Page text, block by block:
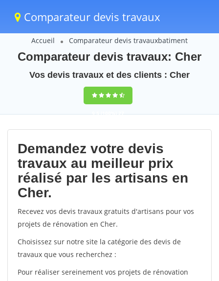
Comparateur devis travaux
Accueil Comparateur devis travauxbatiment
Comparateur devis travaux: Cher
Vos devis travaux et des clients : Cher
9,5(100%)27
votes
Demandez votre devis
travaux au meilleur prix
réalisé par les artisans en
Cher.
Recevez vos devis travaux gratuits d'artisans pour vos
projets de rénovation en Cher.
Choisissez sur notre site la catégorie des devis de
travaux que vous recherchez :
Pour réaliser sereinement vos projets de rénovation